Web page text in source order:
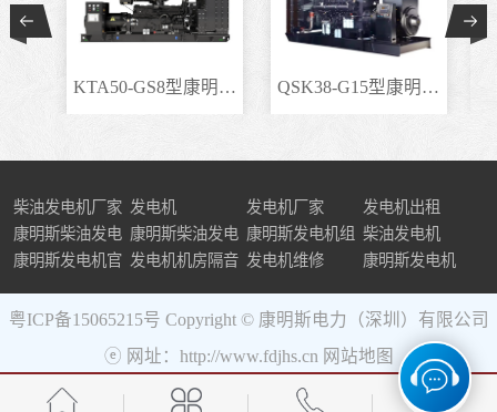
KTA50-GS8型康明斯柴.. QSK38-G15型康明斯柴..
柴油发电机厂家 发电机 发电机厂家
发电机出租
康明斯柴油发电
机组
康明斯柴油发电
机
康明斯发电机组 柴油发电机
康明斯发电机官 发电机机房隔音 发电机维修 康明斯发电机
粤ICP备15065215号 Copyright © 康明斯电力（深圳）有限公司
ⓔ 网址：http://www.fdjhs.cn 网站地图